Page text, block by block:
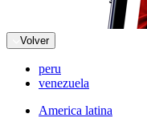
Volver
peru
venezuela
America latina